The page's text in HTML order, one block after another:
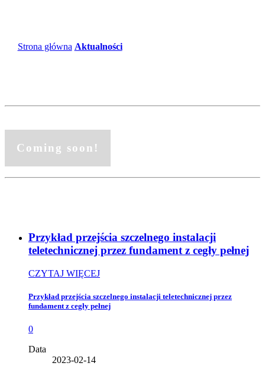
Strona główna Aktualności
Coming soon!
Przykład przejścia szczelnego instalacji
teletechnicznej przez fundament z cegły pełnej
CZYTAJ WIĘCEJ
Przykład przejścia szczelnego instalacji teletechnicznej przez
fundament z cegły pełnej
0
Data
2023-02-14